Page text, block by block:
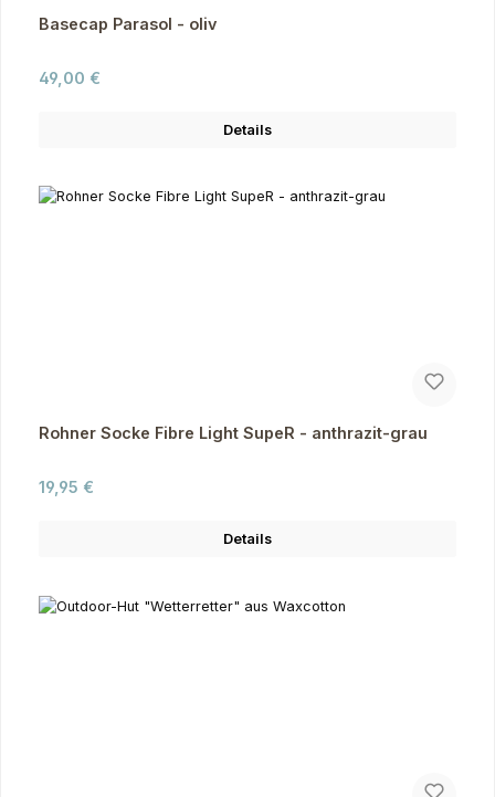
Basecap Parasol - oliv
Regulärer Preis:
49,00 €
Details
Rohner Socke Fibre Light SupeR - anthrazit-grau
Regulärer Preis:
19,95 €
Details